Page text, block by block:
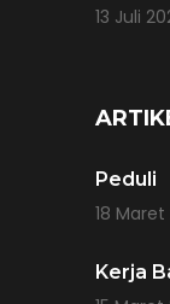
13 Juli
Peduli
18
Kerja